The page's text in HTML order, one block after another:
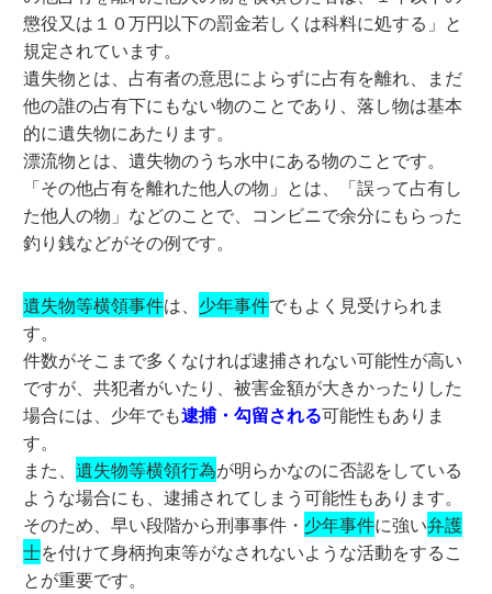
懲役又は１０万円以下の罰金若しくは科料に処する」と
規定されています。
遺失物とは、占有者の意思によらずに占有を離れ、まだ
他の誰の占有下にもない物のことであり、落し物は基本
的に遺失物にあたります。
漂流物とは、遺失物のうち水中にある物のことです。
「その他占有を離れた他人の物」とは、「誤って占有し
た他人の物」などのことで、コンビニで余分にもらった
釣り銭などがその例です。
遺失物等横領事件は、 少年事件でもよく見受けられま
す。
件数がそこまで多くなければ逮捕されない可能性が高い
ですが、共犯者がいたり、被害金額が大きかったりした
場合には、少年でも逮捕・勾留される可能性もありま
す。
また、遺失物等横領行為が明らかなのに否認をしている
ような場合にも、逮捕されてしまう可能性もあります。
そのため、早い段階から刑事事件・ 少年事件に強い弁護
士を付けて身柄拘束等がなされないような活動をするこ
とが重要です。